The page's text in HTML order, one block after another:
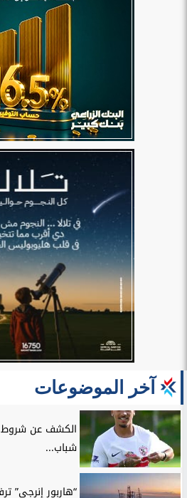
آخر الموضوعات
الكشف عن شروط
شباب...
“هاربور إنرجى”